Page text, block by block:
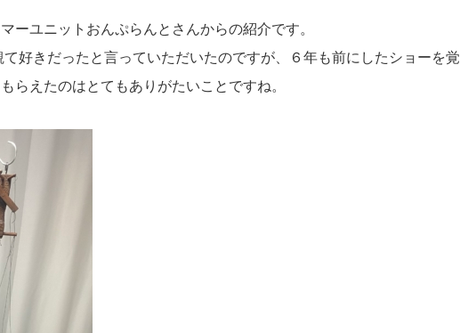
ーユニットおんぷらんとさんからの紹介です。
好きだったと言っていただいたのですが、６年も前にしたショーを覚
らえたのはとてもありがたいことですね。